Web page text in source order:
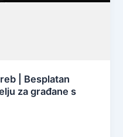
| Besplatan
za građane s